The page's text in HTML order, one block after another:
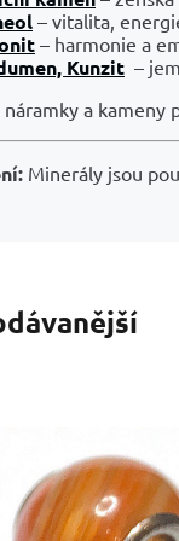
– vitalita,
– harmonie a
Kunzit –
a kameny
Minerály jsou
Karneol přívěsek
přírodní
mm, otvor 4,2
156Kč
probudit svou
sílu? Karneol ti